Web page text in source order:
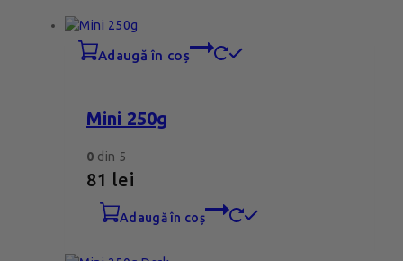
adaugă în coș
Mini 250g
0 din 5
81 lei
adaugă în coș